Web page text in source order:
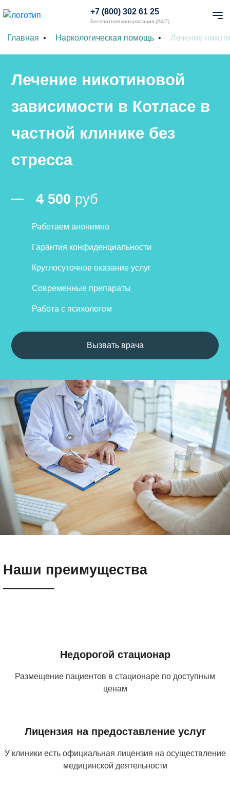
+7 (800) 302 61 25
Бесплатная консультация (24/7)
Главная Наркологическая помощь Лечение
Лечение никотиновой
зависимости в Котласе в
частной клинике без
стресса
4 500 руб
Работаем анонимно
Гарантия конфиденциальности
Круглосуточное оказание услуг
Современные препараты
Работа с психологом
Вызвать врача
Наши преимущества
Недорогой стационар
Размещение пациентов в стационаре по доступным
ценам
Лицензия на предоставление услуг
У клиники есть официальная лицензия на осуществление
медицинской деятельности